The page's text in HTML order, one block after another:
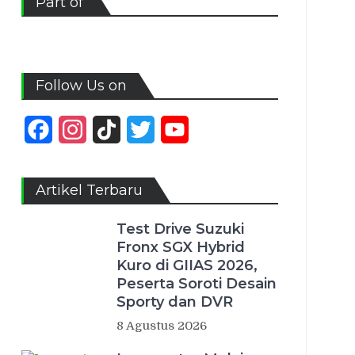
Follow Us on
FacebookInstagram
TikTok Twitter
Artikel Terbaru
Test Drive Suzuki
Fronx SGX Hybrid
Kuro di GIIAS 2026,
Peserta Soroti Desain
Sporty dan DVR
8 Agustus 2026